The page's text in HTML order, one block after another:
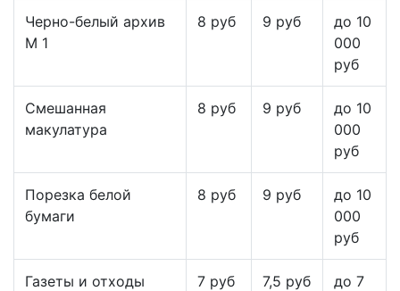
Черно-белый архив
М 1
8 руб 9 руб
до 10
000
руб
Смешанная
макулатура
8 руб 9 руб
до 10
000
руб
Порезка белой
бумаги
8 руб 9 руб
до 10
000
руб
Газеты и отходы
7 руб 7,5 руб
до 7